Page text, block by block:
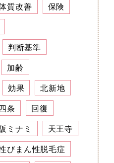
質改善
保険
判断基準
加齢
効果
北新地
四条
回復
ミナミ
天王寺
びまん性脱毛症